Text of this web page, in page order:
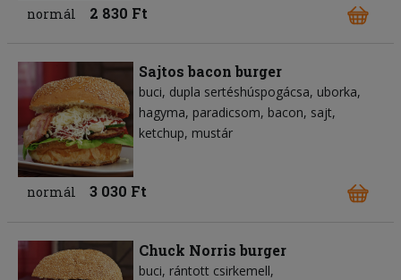
normál 2 830 Ft
Sajtos bacon burger
buci dupla sertéshúspogácsa uborka
hagyma paradicsom bacon sajt
ketchup mustár
normál 3 030 Ft
Chuck Norris burger
buci rántott csirkemell